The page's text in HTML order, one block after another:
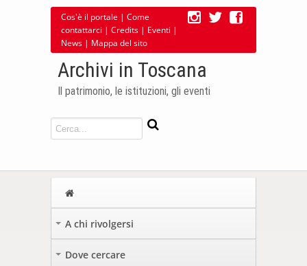
Cos'è il portale | Come
contattarci | Credits | Eventi |
News | Mappa del sito
Archivi in Toscana
Il patrimonio, le istituzioni, gli eventi
A chi rivolgersi
Dove cercare